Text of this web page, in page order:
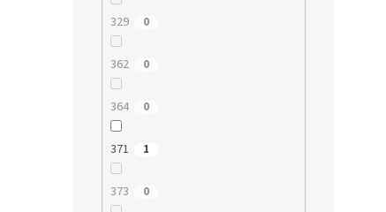
329 0
362 0
364 0
371 1
373 0